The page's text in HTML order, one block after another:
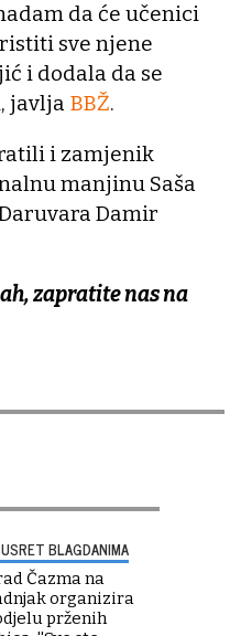
da će učenici
sve njene
i dodala da se
javlja BBŽ.
i zamjenik
manjinu Saša
Damir
zapratite nas na
BLAGDANIMA
Čazma na
organizira
prženih